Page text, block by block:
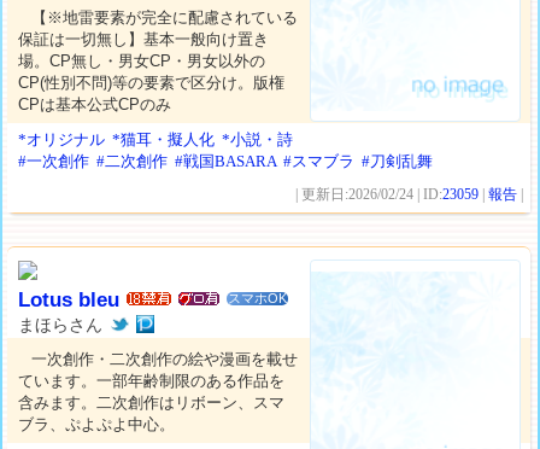
【※地雷要素が完全に配慮されている
保証は一切無し】基本一般向け置き
場。CP無し・男女CP・男女以外の
CP(性別不問)等の要素で区分け。版権
CPは基本公式CPのみ
*オリジナル *猫耳・擬人化 *小説・詩
#一次創作 #二次創作 #戦国BASARA #スマブラ #刀剣乱舞
| 更新日:2026/02/24 | ID:23059 |報告
Lotus bleu スマホOK
まほらさん
一次創作・二次創作の絵や漫画を載せ
ています。一部年齢制限のある作品を
含みます。二次創作はリボーン、スマ
ブラ、ぷよぷよ中心。